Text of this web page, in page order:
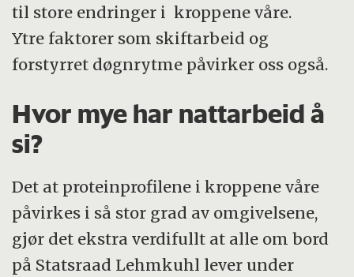
til store endringer i kroppene våre.
Ytre faktorer som skiftarbeid og
forstyrret døgnrytme påvirker oss også.
Hvor mye har nattarbeid å
si?
Det at proteinprofilene i kroppene våre
påvirkes i så stor grad av omgivelsene,
gjør det ekstra verdifullt at alle om bord
på Statsraad Lehmkuhl lever under